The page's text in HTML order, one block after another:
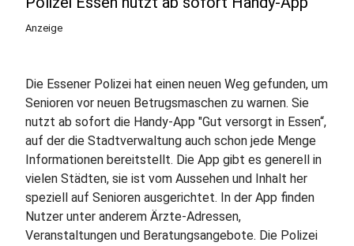
Anzeige
Die Essener Polizei hat einen neuen Weg gefunden, um
Senioren vor neuen Betrugsmaschen zu warnen. Sie
nutzt ab sofort die Handy-App "Gut versorgt in Essen“,
auf der die Stadtverwaltung auch schon jede Menge
Informationen bereitstellt. Die App gibt es generell in
vielen Städten, sie ist vom Aussehen und Inhalt her
speziell auf Senioren ausgerichtet. In der App finden
Nutzer unter anderem Ärzte-Adressen,
Veranstaltungen und Beratungsangebote. Die Polizei